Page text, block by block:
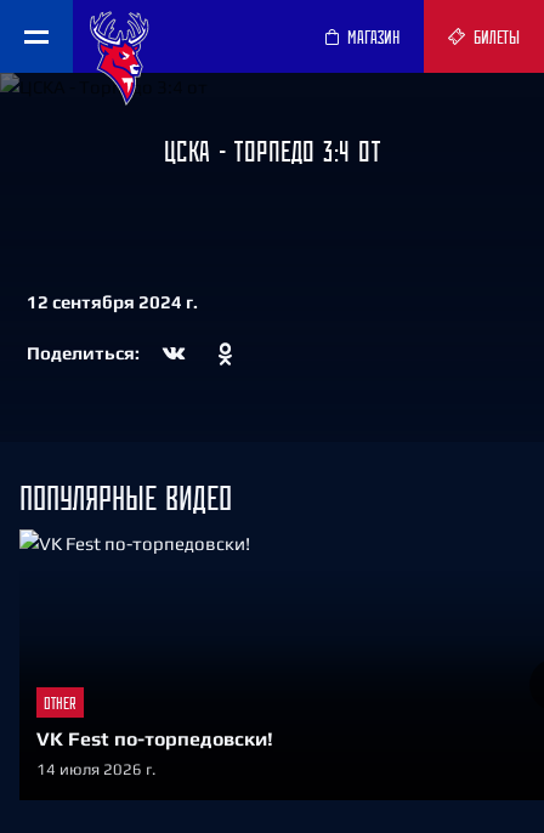
МАГАЗИН БИЛЕТЫ
ЦСКА - ТОРПЕДО 3:4 ОТ
12 сентября 2024 г.
Поделиться:
ПОПУЛЯРНЫЕ ВИДЕО
OTHER
VK Fest по-торпедовски!
14 июля 2026 г.